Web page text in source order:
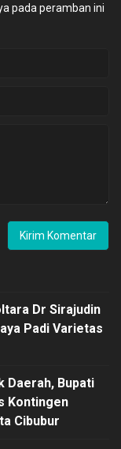
pada peramban ini
Dr Sirajudin
Padi Varietas
Daerah, Bupati
Kontingen
Cibubur